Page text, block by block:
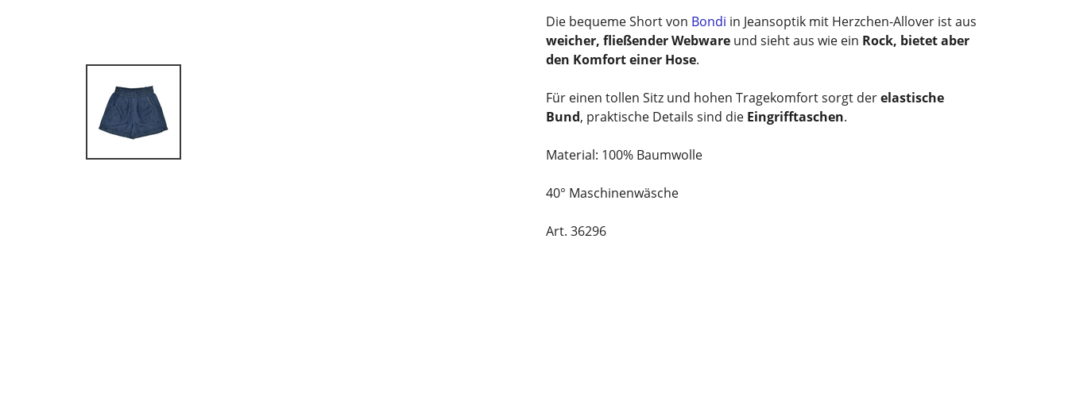
Die bequeme Short von Bondi in Jeansoptik mit Herzchen-Allover ist aus
weicher, fließender Webware und sieht aus wie ein Rock, bietet aber
den Komfort einer Hose.
Für einen tollen Sitz und hohen Tragekomfort sorgt derelastische
Bund, praktische Details sind die Eingrifftaschen.
Material: 100% Baumwolle
40° Maschinenwäsche
Art. 36296